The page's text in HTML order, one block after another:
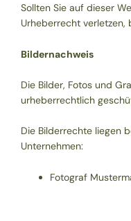
Sollten Sie auf dieser
Urheberrecht verletzen,
Bildernachweis
Die Bilder, Fotos und
urheberrechtlich
Die Bilderrechte liegen
Unternehmen:
Fotograf